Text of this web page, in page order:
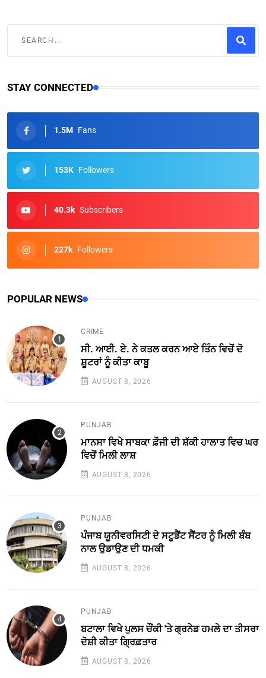
STAY CONNECTED
1.5M Fans
153K Followers
40.3k Subscribers
227k Followers
POPULAR NEWS
CRIME
ਸੀ. ਆਈ. ਏ. ਨੇ ਕਤਲ ਕਰਨ ਆਏ ਤਿੰਨ ਵਿਚੋਂ ਦੋ
ਸ਼ੂਟਰਾਂ ਨੂੰ ਕੀਤਾ ਕਾਬੂ
AUGUST 8, 2026
PUNJAB
ਮਾਨਸਾ ਵਿਖੇ ਸਾਬਕਾ ਫ਼ੌਜੀ ਦੀ ਸ਼ੱਕੀ ਹਾਲਾਤ ਵਿਚ ਘਰ
ਵਿਚੋਂ ਮਿਲੀ ਲਾਸ਼
AUGUST 8, 2026
PUNJAB
ਪੰਜਾਬ ਯੂਨੀਵਰਸਿਟੀ ਦੇ ਸਟੂਡੈਂਟ ਸੈਂਟਰ ਨੂੰ ਮਿਲੀ ਬੰਬ
ਨਾਲ ਉਡਾਉਣ ਦੀ ਧਮਕੀ
AUGUST 8, 2026
PUNJAB
ਬਟਾਲਾ ਵਿਖੇ ਪੁਲਸ ਚੌਂਕੀ 'ਤੇ ਗ੍ਰਨੇਡ ਹਮਲੇ ਦਾ ਤੀਸਰਾ
ਦੋਸ਼ੀ ਕੀਤਾ ਗ੍ਰਿਫ਼ਤਾਰ
AUGUST 8, 2026